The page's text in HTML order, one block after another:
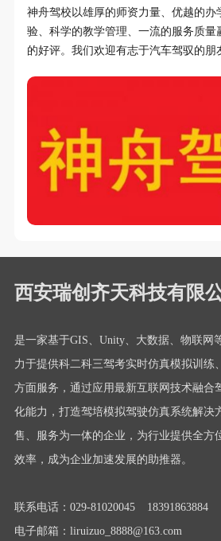
神舟驾校以雄厚的师资力量、优越的办
验、科学的教学管理、一流的服务质量
的好评。我们欢迎有志于汽车驾驭的朋
西安瑞创齐天科技有限
是一家基于GIS、Unity、大数据、物联网
力于提供科二科三驾考实时仿真模拟训练
方面服务，通过应用最新互联网技术融合
化能力，打造驾培模拟驾驶仿真系统解决
售、服务为一体的企业，为行业提供全方
效率，成为企业加速发展的助推器。
联系电话：029-81020045 18391863884
电子邮箱：liruizuo_8888@163.com